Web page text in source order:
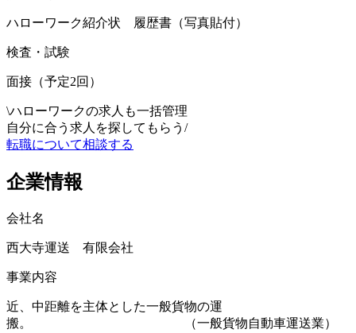
ハローワーク紹介状 履歴書（写真貼付）
検査・試験
面接（予定2回）
\ハローワークの求人も一括管理
自分に合う求人を探してもらう /
転職について相談する
企業情報
会社名
西大寺運送 有限会社
事業内容
近、中距離を主体とした一般貨物の運
搬。 （一般貨物自動車運送業）